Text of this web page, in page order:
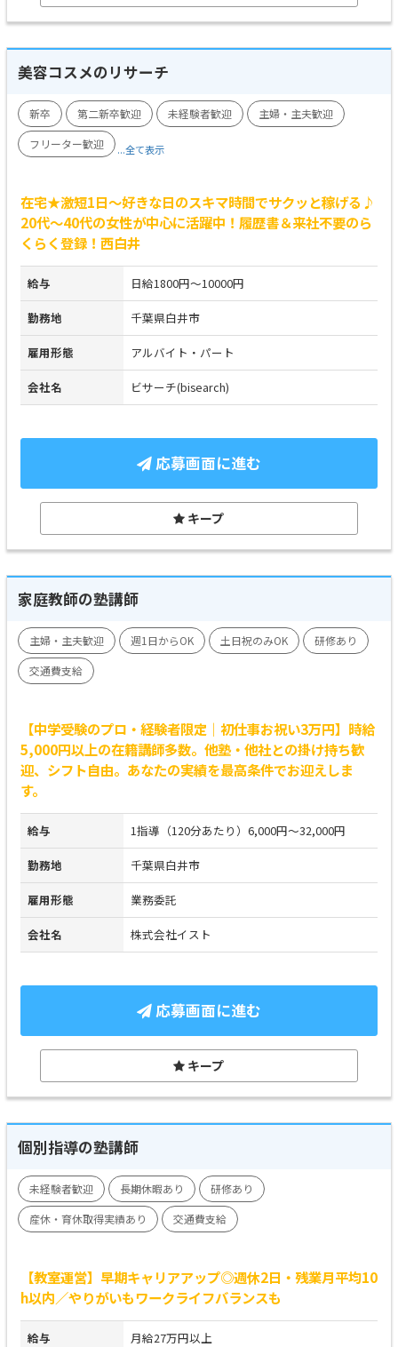
美容コスメのリサーチ
新卒 第二新卒歓迎 未経験者歓迎
主婦・主夫歓迎
フリーター歓迎
...全て表示
在宅★激短1日～好きな日のスキマ時間でサクッと稼げる♪
20代～40代の女性が中心に活躍中！履歴書＆来社不要のら
くらく登録！西白井
給与 日給1800円～10000円
勤務地 千葉県白井市
雇用形態 アルバイト・パート
会社名 ビサーチ(bisearch)
応募画面に進む
キープ
家庭教師の塾講師
主婦・主夫歓迎 週1日からOK 土日祝のみOK
研修あり
交通費支給
【中学受験のプロ・経験者限定｜初仕事お祝い3万円】時給
5,000円以上の在籍講師多数。他塾・他社との掛け持ち歓
迎、シフト自由。あなたの実績を最高条件でお迎えしま
す。
給与 1指導（120分あたり）6,000円～32,000円
勤務地 千葉県白井市
雇用形態 業務委託
会社名 株式会社イスト
応募画面に進む
キープ
個別指導の塾講師
未経験者歓迎 長期休暇あり
研修あり
産休・育休取得実績あり
交通費支給
【教室運営】早期キャリアアップ◎週休2日・残業月平均10
h以内／やりがいもワークライフバランスも
給与 月給27万円以上